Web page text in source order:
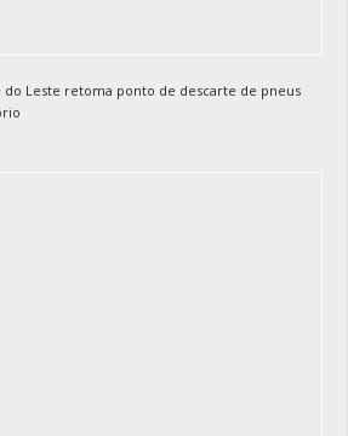
Leste retoma ponto de descarte de pneus